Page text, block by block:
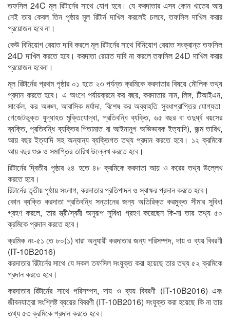
তফসিল 24C মূল রিটার্নের সাথে যোগ হবে। যে করদাতার এসব কোন খাতের আয়
নেই তার কেবল তিন পৃষ্ঠার মূল রিটার্ন দাখিল করলেই চলবে, তফসিল দাখিল করার
প্রয়োজন হবে না।
কেউ বিনিয়োগ রেয়াত দাবি করলে মূল রিটার্নের সাথে বিনিয়োগ রেয়াত সংক্রান্ত তফসিল
24D দাখিল করতে হবে। করদাতা রেয়াত দাবি না করলে তফসিল 24D দাখিল করার
প্রয়োজন হবেনা।
মূল রিটার্নের প্রথম পৃষ্ঠার ০১ হতে ২৩ পর্যন্ত ক্রমিকে করদাতার বিষয়ে মৌলিক তথ্য
প্রদান করতে হবে। এ অংশে পর্যায়ক্রমে কর বছর, করদাতার নাম, লিঙ্গ, টিআইএন,
সার্কেল, কর অঞ্চল, আবাসিক মর্যাদা, বিশেষ কর অব্যাহতি সুবধাপ্রাপ্তির যোগ্যতা
গেজেটভুক্ত যুদ্ধাহত মুক্তিযোদ্ধা, প্রতিবন্ধি ব্যক্তি, ৬৫ বছর বা তদুর্ধ্ব বয়সের
ব্যক্তি, প্রতিবন্ধি ব্যক্তির পিতামাত বা আইনানুগ অভিভাবক ইত্যাদি), জন্ম তারিখ,
আয় বছর ইত্যাদি সহ অন্যান্য ব্যক্তিগত তথ্য প্রদান করতে হবে। ১২ ক্রমিকে
আয় বছর শুরু ও সমাপ্তির তারিখ উল্লেখ করতে হবে।
রিটার্নের দ্বিতীয় পৃষ্ঠার ২৪ হতে ৪৮ ক্রমিকে করদাতা আয় ও করের তথ্য উল্লেখ
করতে হবে।
রিটার্নের তৃতীয় পৃষ্ঠায় সংলাগ, করদাতার প্রতিপাদন ও স্বাক্ষর প্রদান করতে হবে।
কোন ব্যক্তি করদাতা প্রতিবন্ধি সন্তানের জন্য অতিরিক্ত করমুক্ত সীমার সুবিধা
গ্রহণ করলে, তার স্ত্রী/স্বমী অনুরূপ সুবিধা গ্রহণ করেছেন কি-না তার তথ্য ৫০
ক্রমিকে প্রদান করতে হবে।
ক্রমিক নং-৫১ তে ৮০(১) ধারা অনুযায়ী করদাতার জন্য পরিসম্পদ, দায় ও ব্যয় বিবরণী
(IT-10B2016)
করদাতার রিটার্নের সাথে যে সকল তফসিল সংযুক্ত করা হয়েছে তার তথ্য ৫২ ক্রমিকে
প্রদান করতে হবে।
করদাতার রিটার্নের সাথে পরিসম্পদ, দায় ও ব্যয় বিবরণী (IT-10B2016) এবং
জীবনযাত্রা সংশ্লিষ্ট ব্যয়ের বিবরণী (IT-10B2016) সংযুক্ত করা হয়েছে কি না তার
তথ্য ৫৩ ক্রমিকে প্রদান করতে হবে।